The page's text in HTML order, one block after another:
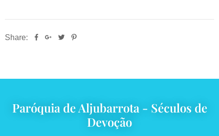
Share:
Paróquia de Aljubarrota - Séculos de
Devoção